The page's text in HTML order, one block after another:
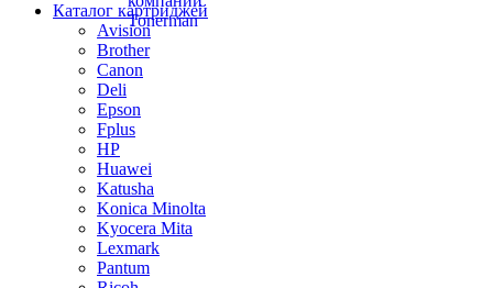
Каталог картриджей
Avision
Brother
Canon
Deli
Epson
Fplus
HP
Huawei
Katusha
Konica Minolta
Kyocera Mita
Lexmark
Pantum